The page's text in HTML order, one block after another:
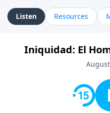
Listen Resources
Iniquidad: El